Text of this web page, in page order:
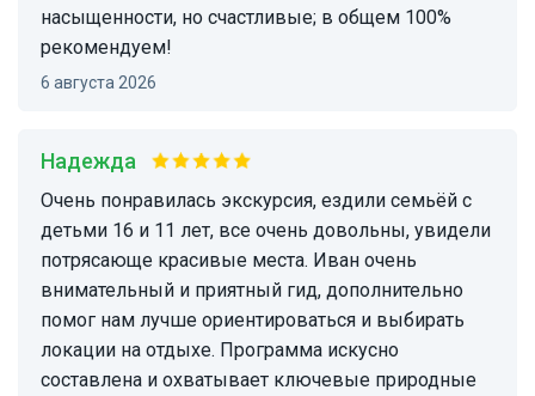
насыщенности, но счастливые; в общем 100%
рекомендуем!
6 августа 2026
Надежда
Очень понравилась экскурсия, ездили семьёй с
детьми 16 и 11 лет, все очень довольны, увидели
потрясающе красивые места. Иван очень
внимательный и приятный гид, дополнительно
помог нам лучше ориентироваться и выбирать
локации на отдыхе. Программа искусно
составлена и охватывает ключевые природные